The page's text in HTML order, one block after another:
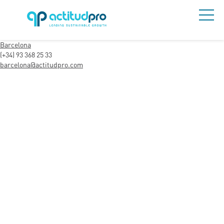
Barcelona
(+34) 93 368 25 33
barcelona@actitudpro.com